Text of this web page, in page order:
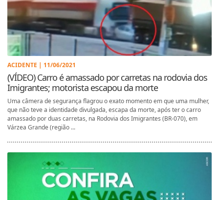
ACIDENTE | 11/06/2021
(VÍDEO) Carro é amassado por carretas na rodovia dos
Imigrantes; motorista escapou da morte
Uma câmera de segurança flagrou o exato momento em que uma mulher,
que não teve a identidade divulgada, escapa da morte, após ter o carro
amassado por duas carretas, na Rodovia dos Imigrantes (BR-070), em
Várzea Grande (região ...